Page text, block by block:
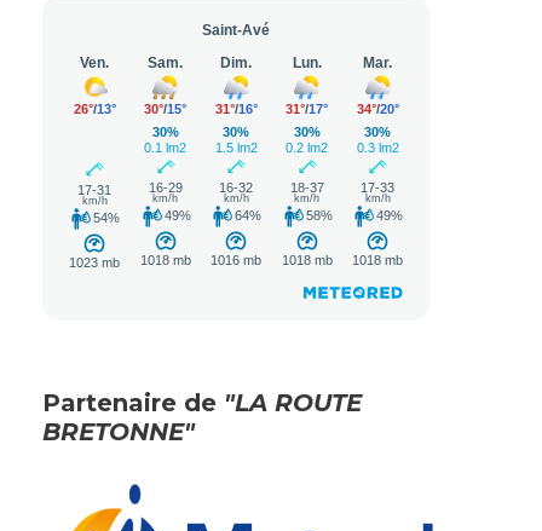
Partenaire de "LA ROUTE
BRETONNE"